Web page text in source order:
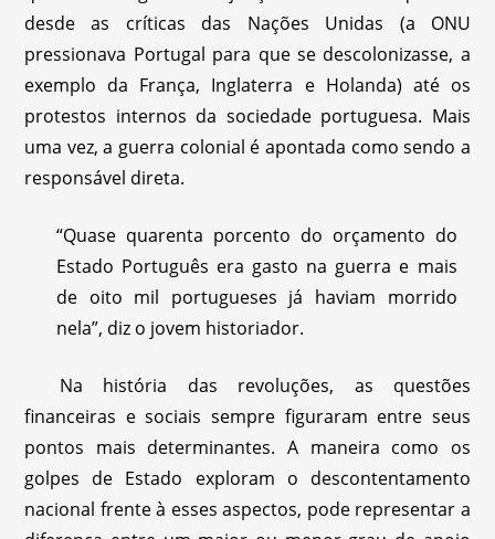
desde as críticas das Nações Unidas (a ONU
pressionava Portugal para que se descolonizasse, a
exemplo da França, Inglaterra e Holanda) até os
protestos internos da sociedade portuguesa. Mais
uma vez, a guerra colonial é apontada como sendo a
responsável direta.
“Quase quarenta porcento do orçamento do
Estado Português era gasto na guerra e mais
de oito mil portugueses já haviam morrido
nela”, diz o jovem historiador.
Na história das revoluções, as questões
financeiras e sociais sempre figuraram entre seus
pontos mais determinantes. A maneira como os
golpes de Estado exploram o descontentamento
nacional frente à esses aspectos, pode representar a